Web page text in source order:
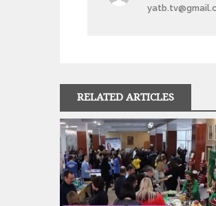
г
а
ц
і
RELATED ARTICLES